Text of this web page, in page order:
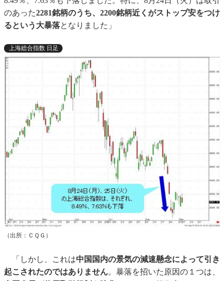
のあった2281銘柄のうち、2200銘柄近くがストップ安をつけ
るという大暴落となりました」
上海総合指数 日足
（出所：ＣＱＧ）
「しかし、これは中国国内の景気の減速懸念によって引き
起こされたのではありません。暴落を招いた原因の１つは、